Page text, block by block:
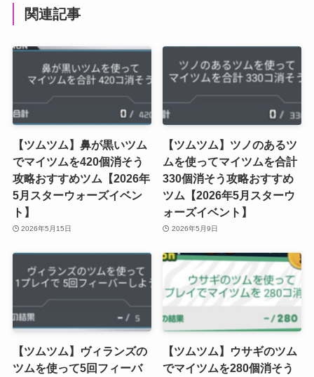
関連記事
【ツムツム】鼻が黒いツム
でマイツムを420個消そう
攻略おすすめツム【2026年
5月スターウォーズイベン
ト】
2026年5月15日
【ツムツム】ツノのあるツ
ムを使ってマイツムを合計
330個消そう攻略おすすめ
ツム【2026年5月スターウ
ォーズイベント】
2026年5月9日
【ツムツム】ヴィランズの
ツムを使って5回フィーバ
【ツムツム】ウサギのツム
でマイツムを280個消そう